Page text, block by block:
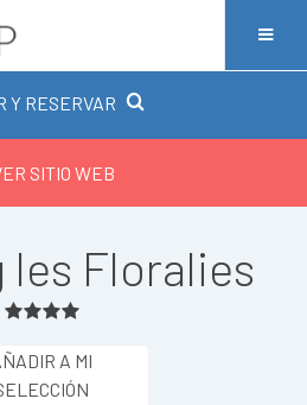
Y RESERVAR
SITIO WEB
les Floralies
A MI